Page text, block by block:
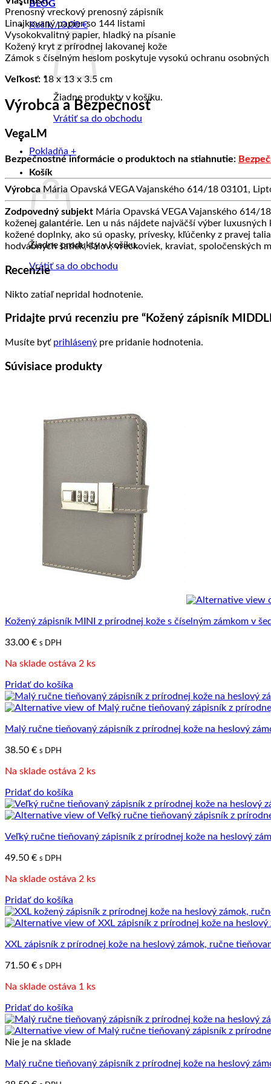
BLOG
Košík /0.00€
Žiadne produkty v košíku.
Vrátiť sa do obchodu
Pokladňa +
Košík
Žiadne produkty v košíku.
Vrátiť sa do obchodu
Prenosný vreckový prenosný zápisník
Linajkovaný papier so 144 listami
Vysokokvalitný papier, hladký na písanie
Kožený kryt z prírodnej lakovanej kože
Zámok s číselným heslom poskytuje vysokú ochranu osobných
Veľkosť: 18 x 13 x 3.5 cm
Výrobca a Bezpečnosť
VegaLM
Bezpečnostné informácie o produktoch na stiahnutie:
VýrobcaMária Opavská VEGA Vajanského 614/18 03101,
Zodpovedný subjekt Mária Opavská VEGA Vajanského 614/
koženej galantérie. Len u nás nájdete najväčší výber
kožené doplnky, ako sú opasky, prívesky, kľúčenky z pravej
hodvábnych šatiek, šálov, vreckoviek, kraviat, spoločenských
Recenzie
Nikto zatiaľ nepridal hodnotenie.
Pridajte prvú recenziu pre “Kožený zápisník
Musíte byť prihlásený pre pridanie hodnotenia.
Súvisiace produkty
Kožený zápisník MINI z prírodnej kože s číselným zámkom v
33.00 € s DPH
Na sklade ostáva 2 ks
Pridať do košíka
Malý ručne tieňovaný zápisník z prírodnej kože na heslový
38.50 € s DPH
Na sklade ostáva 2 ks
Pridať do košíka
Veľký ručne tieňovaný zápisník z prírodnej kože na heslový
49.50 € s DPH
Na sklade ostáva 2 ks
Pridať do košíka
XXL zápisník z prírodnej kože na heslový zámok, ručne
71.50 € s DPH
Na sklade ostáva 1 ks
Pridať do košíka
Nie je na sklade
Malý ručne tieňovaný zápisník z prírodnej kože na heslový